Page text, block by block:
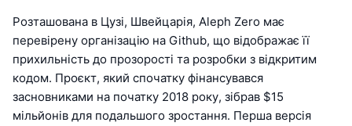
Розташована в Цузі, Швейцарія, Aleph Zero має
перевірену організацію на Github, що відображає її
прихильність до прозорості та розробки з відкритим
кодом. Проєкт, який спочатку фінансувався
засновниками на початку 2018 року, зібрав $15
мільйонів для подальшого зростання. Перша версія